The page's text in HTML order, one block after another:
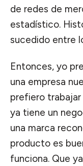
de redes de
estadístico.
sucedido entre
Entonces, yo
una empresa
prefiero trabajar
ya tiene un
una marca
producto es
funciona. Que